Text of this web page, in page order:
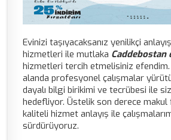
Evinizi taşıyacaksanız yenilikçi
hizmetleri ile mutlaka Caddebostan
hizmetleri tercih etmelisiniz efendim.
alanda profesyonel çalışmalar
dayalı bilgi birikimi ve tecrübesi ile
hedefliyor. Üstelik son derece
kaliteli hizmet anlayış ile
sürdürüyoruz.